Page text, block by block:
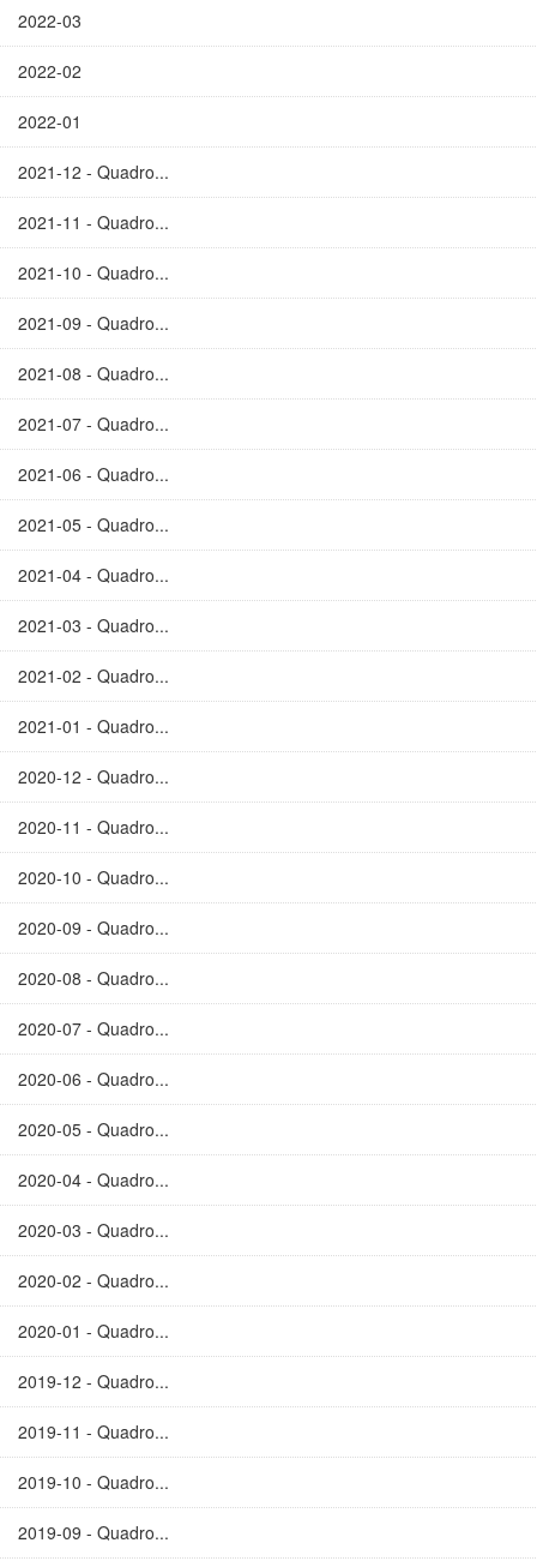
2022-03
2022-02
2022-01
2021-12 - Quadro...
2021-11 - Quadro...
2021-10 - Quadro...
2021-09 - Quadro...
2021-08 - Quadro...
2021-07 - Quadro...
2021-06 - Quadro...
2021-05 - Quadro...
2021-04 - Quadro...
2021-03 - Quadro...
2021-02 - Quadro...
2021-01 - Quadro...
2020-12 - Quadro...
2020-11 - Quadro...
2020-10 - Quadro...
2020-09 - Quadro...
2020-08 - Quadro...
2020-07 - Quadro...
2020-06 - Quadro...
2020-05 - Quadro...
2020-04 - Quadro...
2020-03 - Quadro...
2020-02 - Quadro...
2020-01 - Quadro...
2019-12 - Quadro...
2019-11 - Quadro...
2019-10 - Quadro...
2019-09 - Quadro...